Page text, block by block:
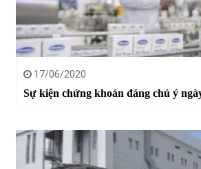
17/06/2020
Sự kiện chứng khoán đáng chú ý